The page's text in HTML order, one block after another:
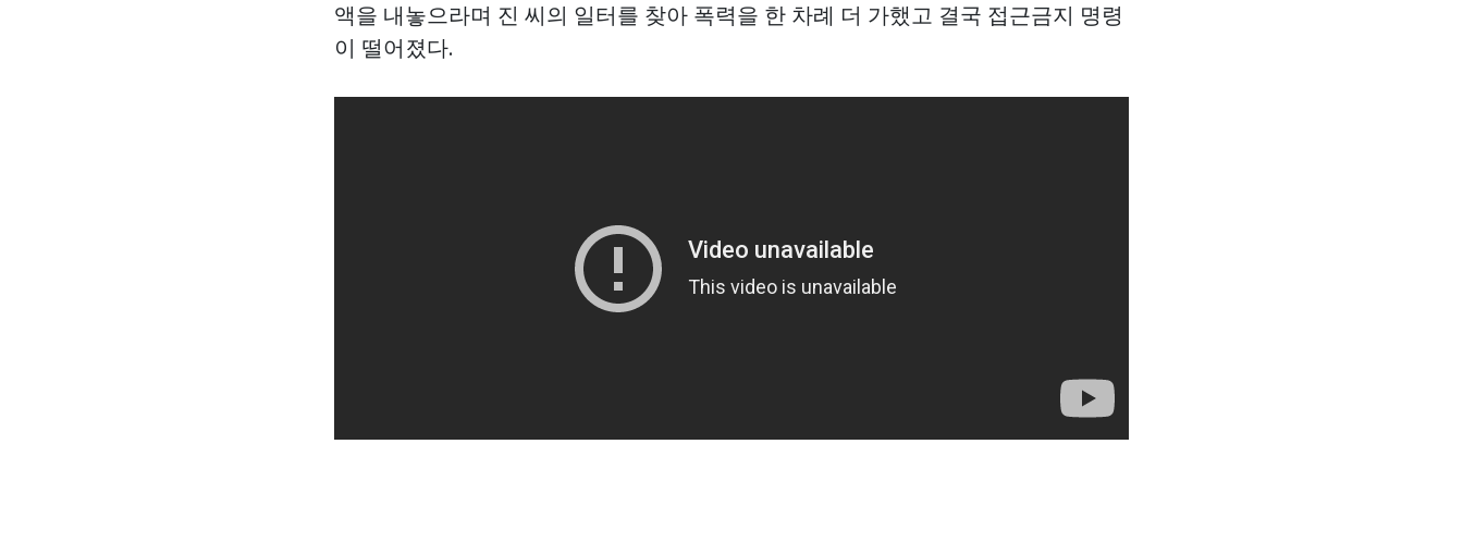
액을 내놓으라며 진 씨의 일터를 찾아 폭력을 한 차례 더 가했고 결국 접근금지 명령
이 떨어졌다.